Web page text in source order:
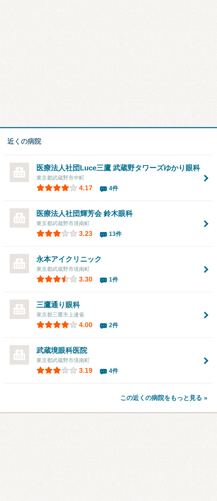
近くの病院
医療法人社団Luce三鷹 武蔵野タワーズゆかり眼科
東京都武蔵野市中町
4.17 4件
医療法人社団輝芳会鈴木眼科
東京都武蔵野市境南町
3.23 13件
永本アイクリニック
東京都武蔵野市境南町
3.30 1件
三鷹通り眼科
東京都三鷹市上連雀
4.00 2件
武蔵境眼科医院
東京都武蔵野市境南町
3.19 4件
この近くの病院をもっと見る »